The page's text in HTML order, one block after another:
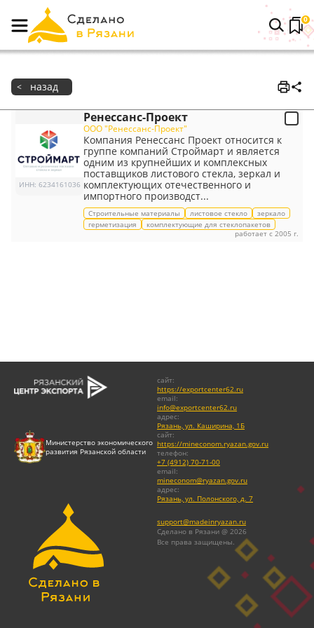
0
< назад
ИНН: 6234161036
Ренессанс-Проект
ООО "Ренессанс-Проект"
Компания Ренессанс Проект относится к
группе компаний Строймарт и является
одним из крупнейших и комплексных
поставщиков листового стекла, зеркал и
комплектующих отечественного и
импортного производст...
Строительные материалы листовое стекло
зеркало
герметизация
комплектующие для стеклопакетов
работает с 2005 г.
сайт:
https://exportcenter62.ru
email:
info@exportcenter62.ru
адрес:
Рязань, ул. Каширина, 1Б
Министерство экономического
развития Рязанской области
сайт:
https://mineconom.ryazan.gov.ru
телефон:
+7 (4912) 70-71-00
email:
mineconom@ryazan.gov.ru
адрес:
Рязань, ул. Полонского, д. 7
support@madeinryazan.ru
Сделано в Рязани @ 2026
Все права защищены.